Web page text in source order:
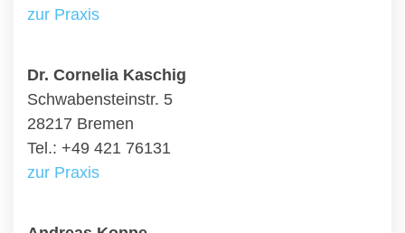
zur Praxis
Dr. Cornelia Kaschig
Schwabensteinstr. 5
28217 Bremen
Tel.: +49 421 76131
zur Praxis